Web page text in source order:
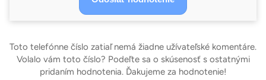
Toto telefónne číslo zatiaľ nemá žiadne užívateľské komentáre.
Volalo vám toto číslo? Podeľte sa o skúsenosť s ostatnými
pridaním hodnotenia. Ďakujeme za hodnotenie!